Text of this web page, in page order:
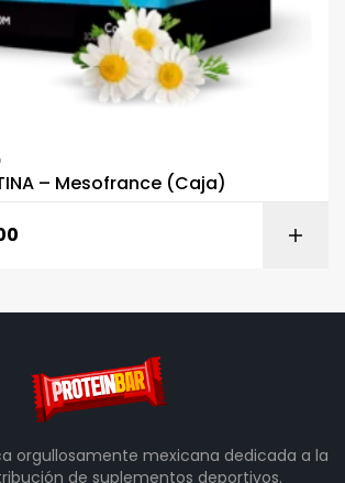
– Mesofrance (Caja)
orgullosamente mexicana dedicada a la
de suplementos deportivos.